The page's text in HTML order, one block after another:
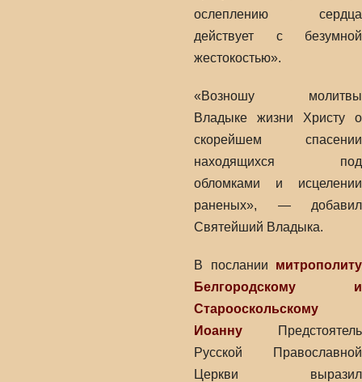
ослеплению сердца
действует с безумной
жестокостью».
«Возношу молитвы
Владыке жизни Христу о
скорейшем спасении
находящихся под
обломками и исцелении
раненых», — добавил
Святейший Владыка.
В послании митрополиту
Белгородскому и
Старооскольскому
Иоанну Предстоятель
Русской Православной
Церкви выразил